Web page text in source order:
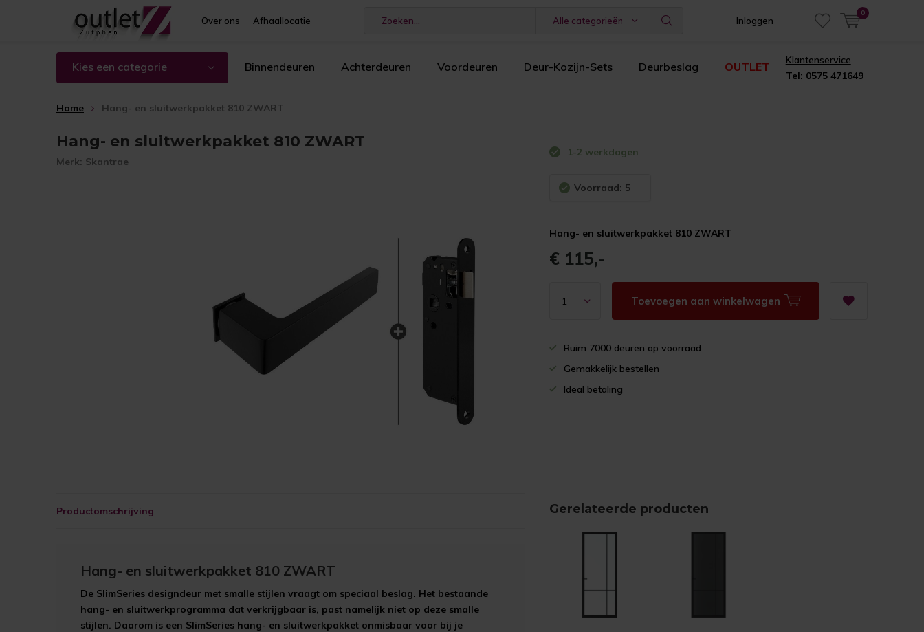
Over ons Afhaallocatie Alle categorieën Inloggen
0
Kies een categorie Binnendeuren Achterdeuren Voordeuren Deur-Kozijn-Sets Deurbeslag OUTLET
Klantenservice
Tel: 0575 471649
Home Hang- en sluitwerkpakket 810 ZWART
Hang- en sluitwerkpakket 810 ZWART
Merk: Skantrae
1-2 werkdagen
Voorraad: 5
Hang- en sluitwerkpakket 810 ZWART
€ 115,-
Toevoegen aan winkelwagen
Ruim 7000 deuren op voorraad
Gemakkelijk bestellen
Ideal betaling
Productomschrijving
Hang- en sluitwerkpakket 810 ZWART
De SlimSeries designdeur met smalle stijlen vraagt om speciaal beslag. Het bestaande
hang- en sluitwerkprogramma dat verkrijgbaar is, past namelijk niet op deze smalle
stijlen. Daarom is een SlimSeries hang- en sluitwerkpakket onmisbaar voor bij je
Gerelateerde producten